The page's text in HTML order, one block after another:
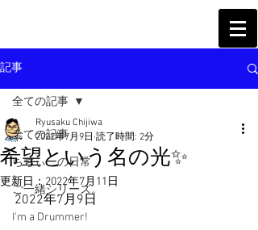
記事
全ての記事
ちぢぃーの日常
ご一緒シリーズ。
I'm a Drummer!
全ての記事
希望という名の光✨
Ryusaku Chijiwa
2022年7月9日 読了時間: 2分
更新日：2022年7月11日
2022年7月9日